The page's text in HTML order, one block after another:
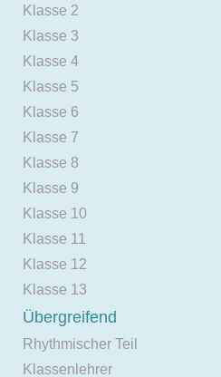
Klasse 2
Klasse 3
Klasse 4
Klasse 5
Klasse 6
Klasse 7
Klasse 8
Klasse 9
Klasse 10
Klasse 11
Klasse 12
Klasse 13
Übergreifend
Rhythmischer Teil
Klassenlehrer